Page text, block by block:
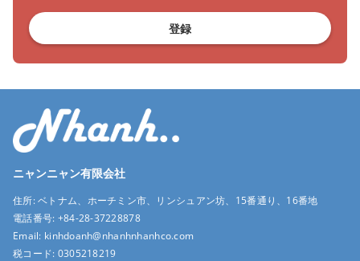
登録
ニャンニャン有限会社
住所:ベトナム、ホーチミン市、リンシュアン坊、15番通り、16番地
電話番号: +84-28-37228878
Email: kinhdoanh@nhanhnhanhco.com
税コード: 0305218219